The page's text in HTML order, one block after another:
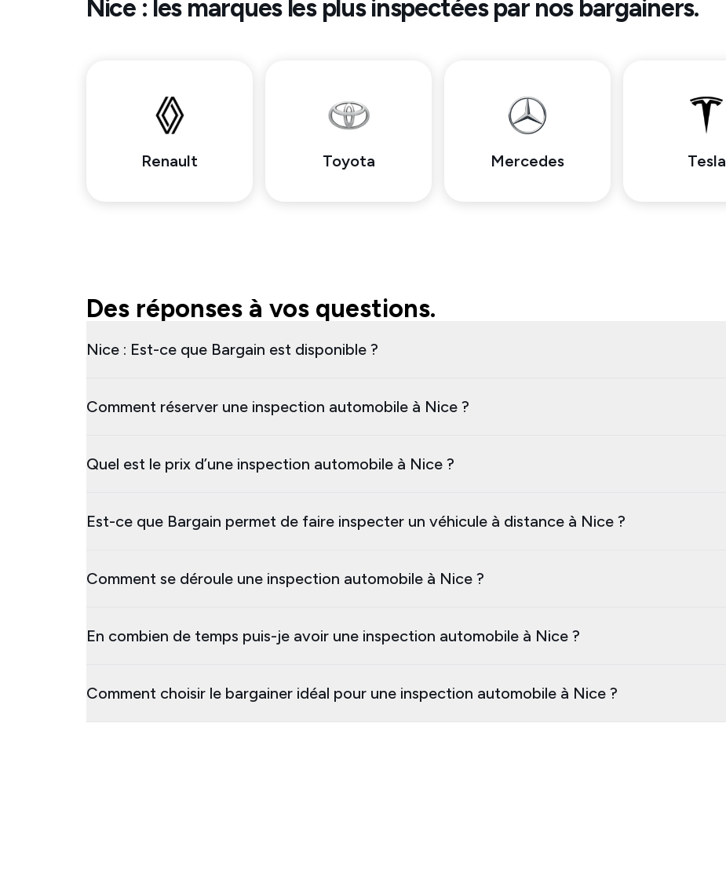
Nice: les marques les plus inspectées par nos bargainers.
Renault Toyota Mercedes Tesla
Des réponses à vos questions.
Nice : Est-ce que Bargain est disponible ?
Comment réserver une inspection automobile à Nice ?
Quel est le prix d’une inspection automobile à Nice ?
Est-ce que Bargain permet de faire inspecter un véhicule à distance à Nice ?
Comment se déroule une inspection automobile à Nice ?
En combien de temps puis-je avoir une inspection automobile à Nice ?
Comment choisir le bargainer idéal pour une inspection automobile à Nice ?